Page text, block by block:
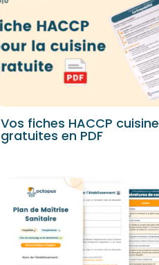
Vos fiches HACCP cuisine
gratuites en PDF